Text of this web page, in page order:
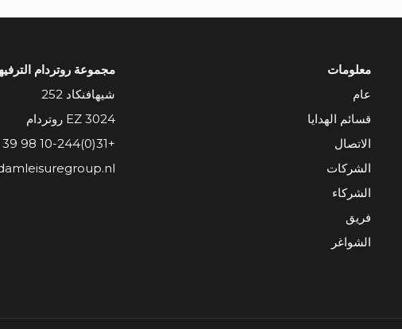
معلومات
عام
قسائم الهدايا
الاتصال
الشركات
الشركاء
فريق
الشواغر
مجموعة روتردام
شيهافنكاد 252
3024 EZ روتردام
+31(0)10-244 98 39